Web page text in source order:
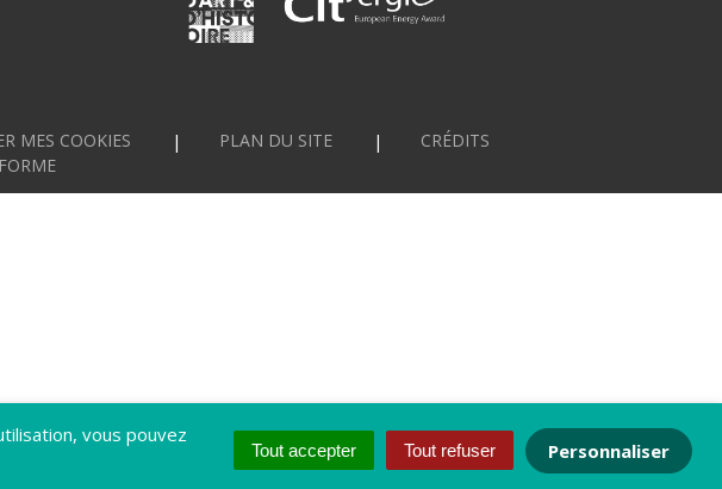
vous pouvez
Tout accepter Tout refuser Personnaliser
MES COOKIES PLAN DU SITE
CRÉDITS